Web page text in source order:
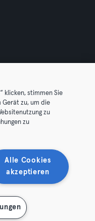
je contract terug
klicken, stimmen Sie
Gerät zu, um die
zu
zu
Alle Cookies
akzeptieren